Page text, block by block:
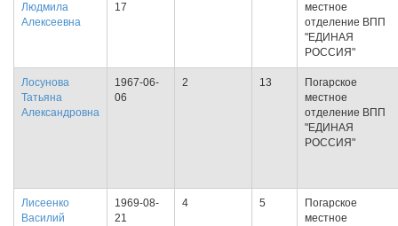
Людмила
Алексеевна
17
местное
отделение ВПП
"ЕДИНАЯ
РОССИЯ"
Лосунова
Татьяна
Александровна
1967-06-
06
2 13
Погарское
местное
отделение ВПП
"ЕДИНАЯ
РОССИЯ"
Лисеенко
Василий
1969-08-
21
4 5
Погарское
местное